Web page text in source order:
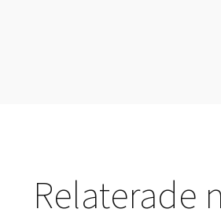
Relaterade